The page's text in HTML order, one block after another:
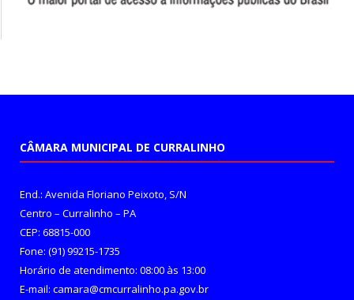
CÂMARA MUNICIPAL DE CURRALINHO
End.: Avenida Floriano Peixoto, S/N
Centro – Curralinho – PA
CEP: 68815-000
Fone: (91) 99215-1735
Horário de atendimento: 08:00 às 13:00
E-mail: camara@cmcurralinho.pa.gov.br